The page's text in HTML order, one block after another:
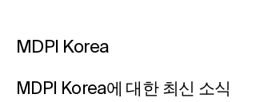
MDPI Korea, 제39차 한국
(KAPUL) 실무자 워크숍 참
MDPI Korea​
MDPI Korea에 대한 최신 소식